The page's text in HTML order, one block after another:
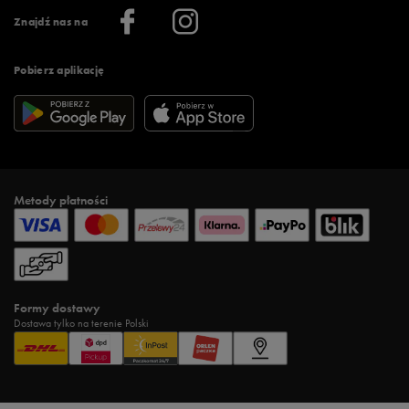
Znajdź nas na
Pobierz aplikację
Więcej regulaminów >
Informacje o firmie
Metody płatności
Formy dostawy
Dostawa tylko na terenie Polski